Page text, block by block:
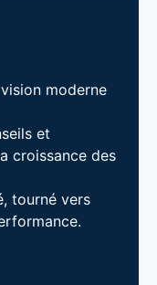
moderne
et
croissance des
tourné vers